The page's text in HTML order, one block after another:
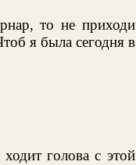
то не приходи
я была сегодня в
голова с этой